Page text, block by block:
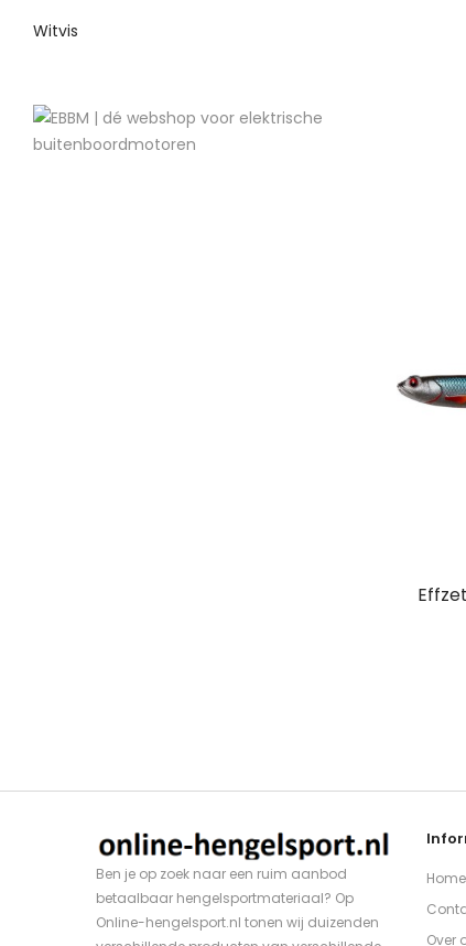
Witvis
Ben je op zoek naar een ruim aanbod
betaalbaar hengelsportmateriaal? Op
Online-hengelsport.nl tonen wij duizenden
Home
Over